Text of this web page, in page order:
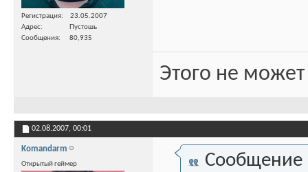
Регистрация
23.05.2007
Адрес
Пустошь
Сообщения
80,935
Этого не
02.08.2007, 00:01
Komandarm
Открытый геймер Сообщение